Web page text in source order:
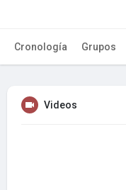
Cronología Grupos
Videos